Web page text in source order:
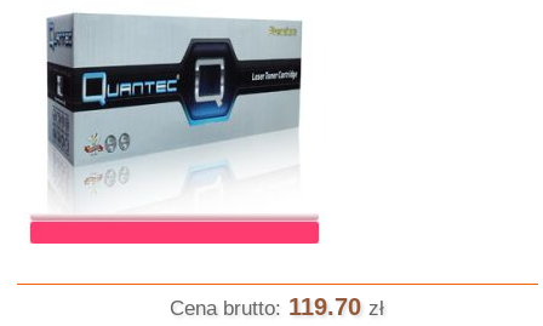
Cena brutto: 119.70 zł